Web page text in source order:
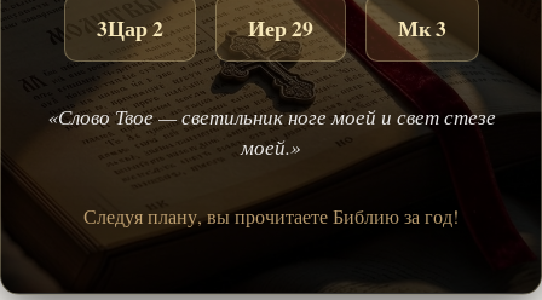
3Цар 2 Иер 29 Мк 3
«Слово Твое — светильник ноге моей и свет стезе
моей.»
Следуя плану, вы прочитаете Библию за год!